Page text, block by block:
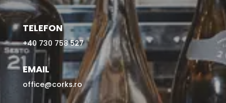
TELEFON
+40 730 758 527
EMAIL
office@corks.ro